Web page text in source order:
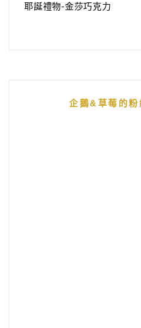
耶誕禮物-金莎巧克力
企鵝&草莓的